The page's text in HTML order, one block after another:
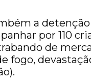
a detenção
por 110
de
fogo,